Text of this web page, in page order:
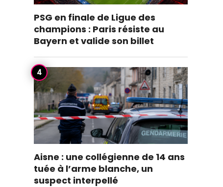
PSG en finale de Ligue des
champions : Paris résiste au
Bayern et valide son billet
Aisne : une collégienne de 14 ans
tuée à l’arme blanche, un
suspect interpellé